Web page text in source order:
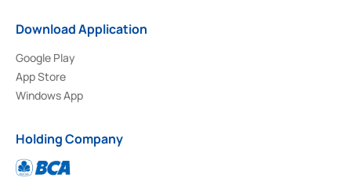
Download Application
Google Play
App Store
Windows App
Holding Company